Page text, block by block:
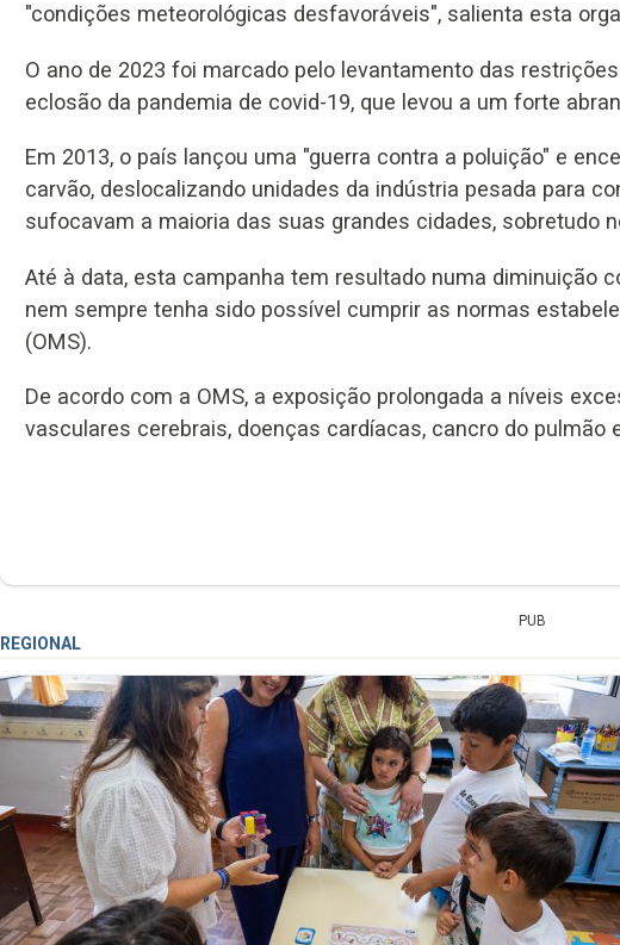
"condições meteorológicas desfavoráveis", salienta esta
O ano de 2023 foi marcado pelo levantamento das
eclosão da pandemia de covid-19, que levou a um forte
Em 2013, o país lançou uma "guerra contra a poluição" e
carvão, deslocalizando unidades da indústria pesada para
sufocavam a maioria das suas grandes cidades, sobretudo
Até à data, esta campanha tem resultado numa diminuição
nem sempre tenha sido possível cumprir as normas
(OMS).
De acordo com a OMS, a exposição prolongada a níveis
vasculares cerebrais, doenças cardíacas, cancro do pulmão
PUB
REGIONAL